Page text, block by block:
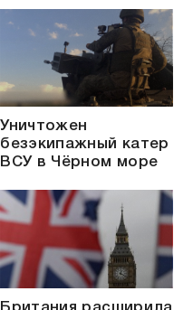
Уничтожен
безэкипажный катер
ВСУ в Чёрном море
Британия расширила